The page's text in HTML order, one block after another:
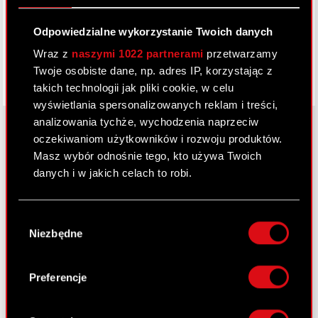
Odpowiedzialne wykorzystanie Twoich danych
Wraz z naszymi 1022 partnerami przetwarzamy
Twoje osobiste dane, np. adres IP, korzystając z
takich technologii jak pliki cookie, w celu
wyświetlania spersonalizowanych reklam i treści,
analizowania tychże, wychodzenia naprzeciw
oczekiwaniom użytkowników i rozwoju produktów.
Masz wybór odnośnie tego, kto używa Twoich
danych i w jakich celach to robi.
lokalizacji geograficznej z dokładnością nawet
Identyfikować Twoje urządzenie, aktywnie
analizując charakteryzującego je zbiory
zgody
Niezbędne
Preferencje
O CD PROJEKT
Zrównoważony rozwój